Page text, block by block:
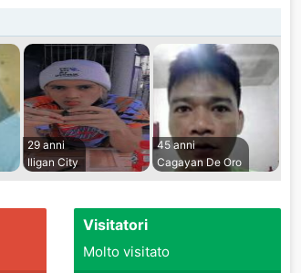
29 anni
Iligan City
45 anni
Cagayan De Oro
Visitatori
Molto visitato